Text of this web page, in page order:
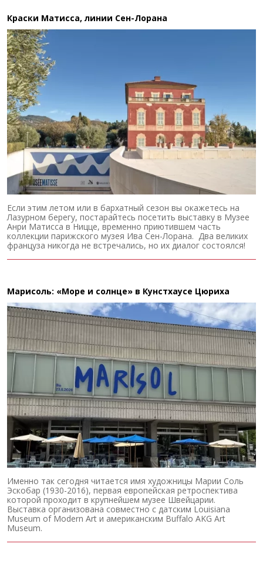
Краски Матисса, линии Сен-Лорана
Если этим летом или в бархатный сезон вы окажетесь на
Лазурном берегу, постарайтесь посетить выставку в Музее
Анри Матисса в Ницце, временно приютившем часть
коллекции парижского музея Ива Сен-Лорана. Два великих
француза никогда не встречались, но их диалог состоялся!
Марисоль: «Море и солнце» в Кунстхаусе Цюриха
Именно так сегодня читается имя художницы Марии Соль
Эскобар (1930-2016), первая европейская ретроспектива
которой проходит в крупнейшем музее Швейцарии.
Выставка организована совместно с датским Louisiana
Museum of Modern Art и американским Buffalo AKG Art
Museum.